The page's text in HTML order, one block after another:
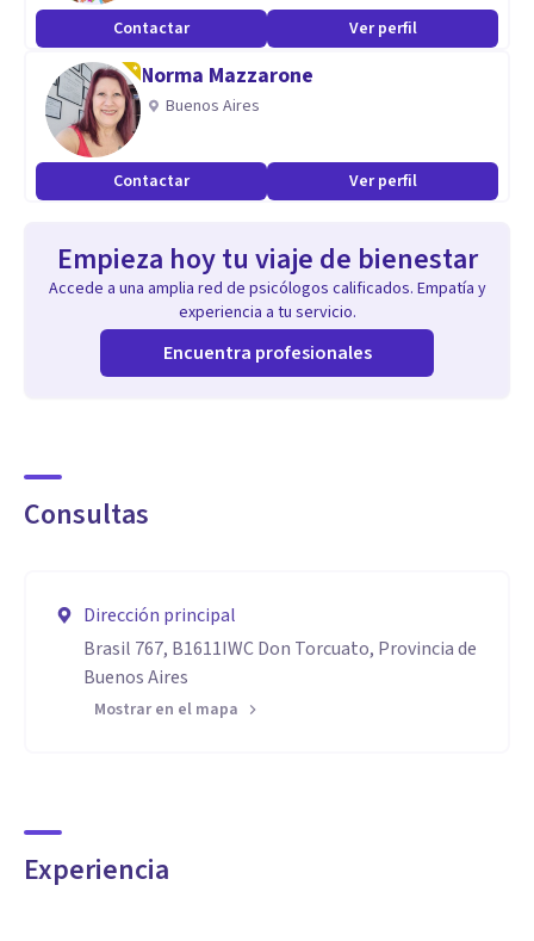
Contactar Ver perfil
Norma Mazzarone
Buenos Aires
Contactar Ver perfil
Empieza hoy tu viaje de bienestar
Accede a una amplia red de psicólogos calificados. Empatía y
experiencia a tu servicio.
Encuentra profesionales
Consultas
Dirección principal
Brasil 767, B1611IWC Don Torcuato, Provincia de
Buenos Aires
Mostrar en el mapa
Experiencia